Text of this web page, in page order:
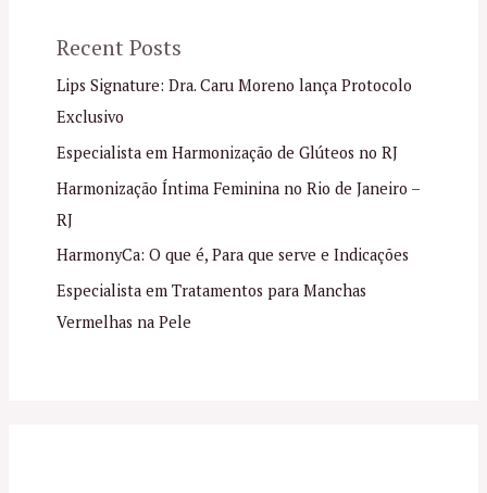
Recent Posts
Lips Signature: Dra. Caru Moreno lança Protocolo
Exclusivo
Especialista em Harmonização de Glúteos no RJ
Harmonização Íntima Feminina no Rio de Janeiro –
RJ
HarmonyCa: O que é, Para que serve e Indicações
Especialista em Tratamentos para Manchas
Vermelhas na Pele